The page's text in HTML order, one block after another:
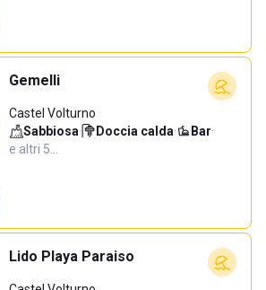
Gemelli
Castel Volturno
Sabbiosa· Doccia calda· Bar·
e altri 5…
Lido Playa Paraiso